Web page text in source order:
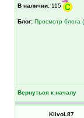
В наличии: 115
Блог: Просмотр блога
Вернуться к началу
KlivoL87